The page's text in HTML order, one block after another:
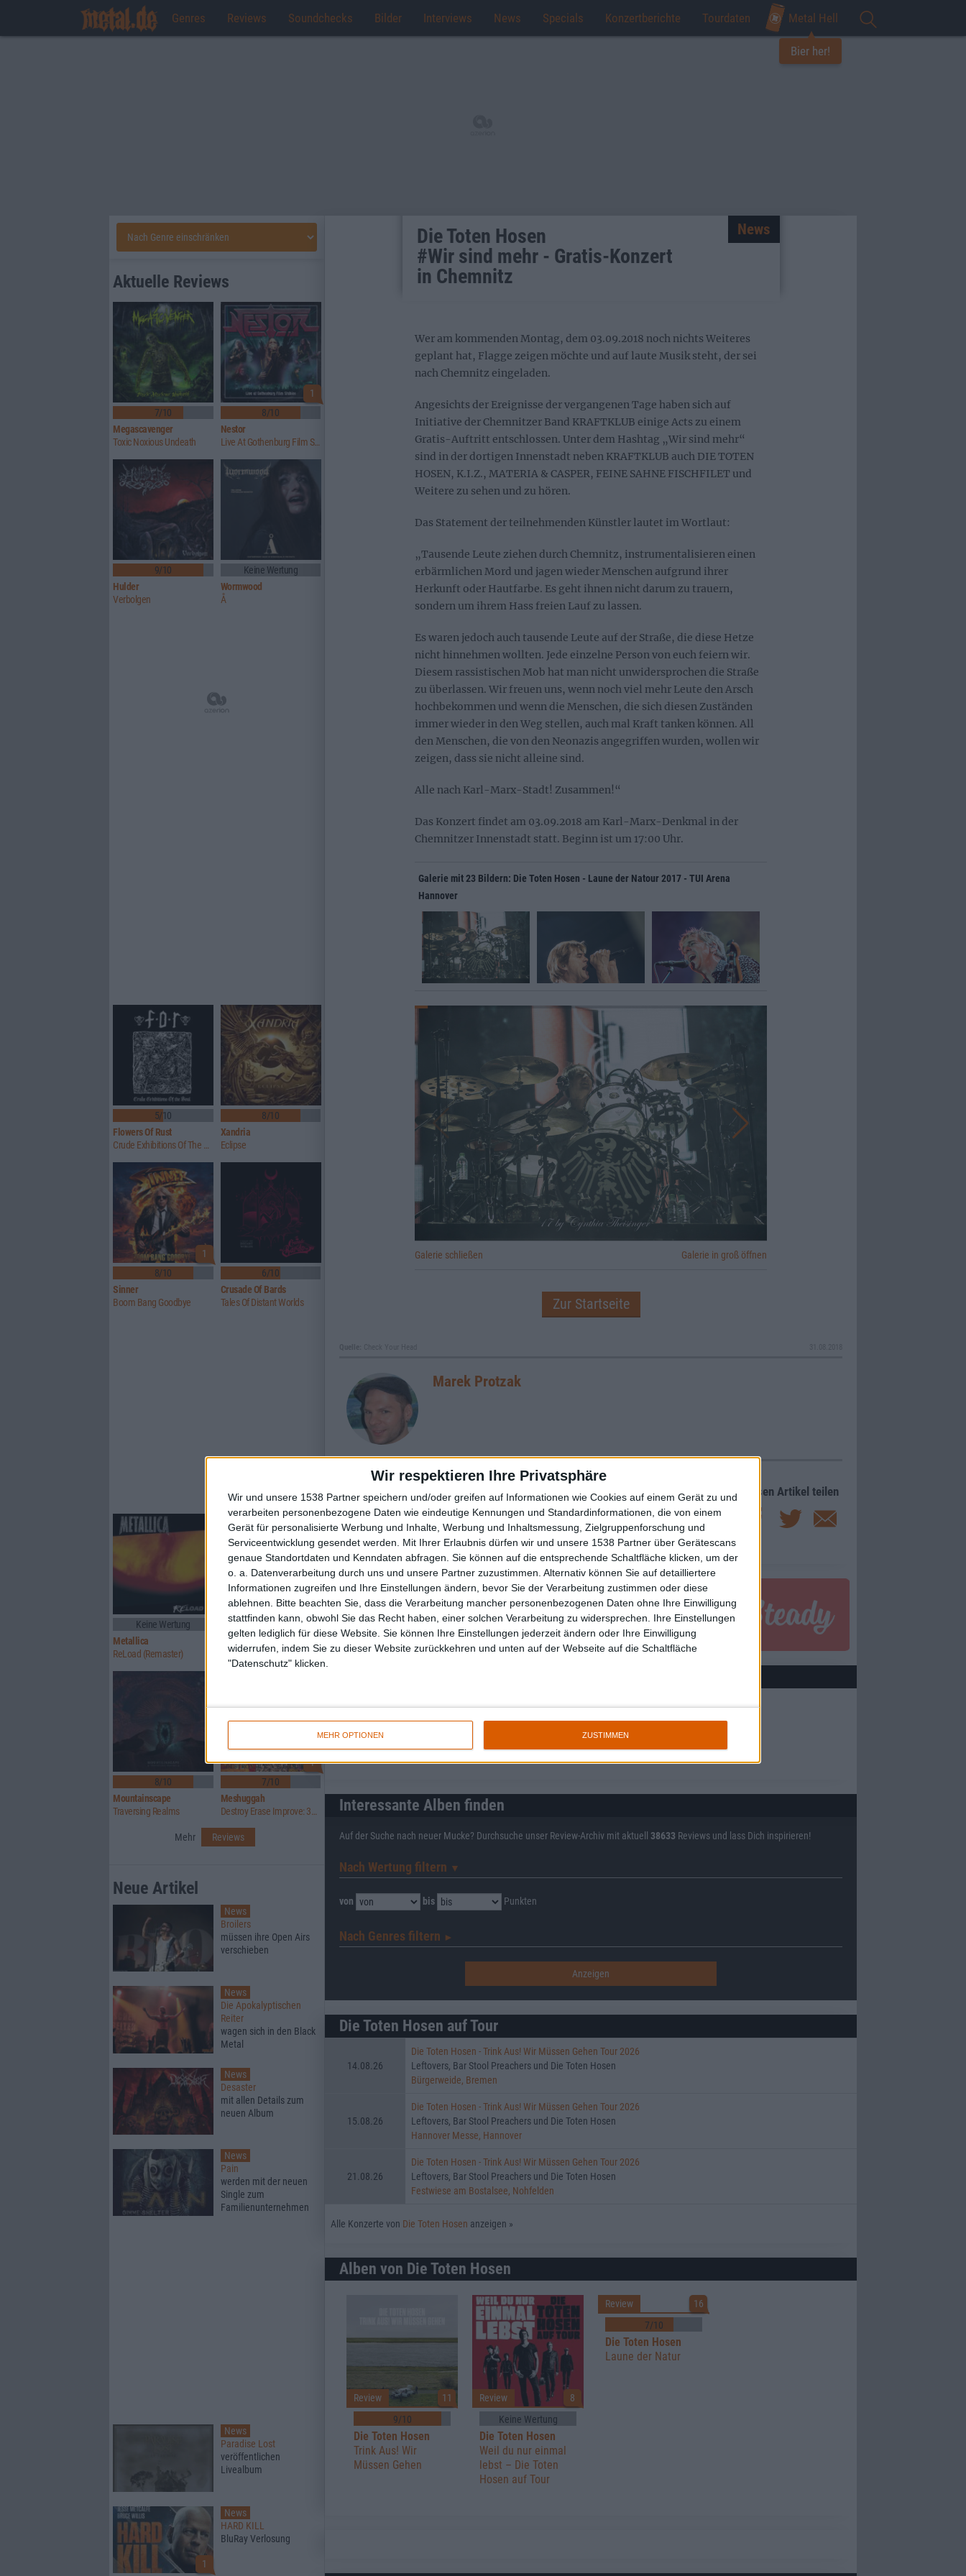
Wir respektieren Ihre Privatsphäre
Wir und unsere 1538 Partner speichern und/oder greifen auf Informationen wie Cookies auf einem Gerät zu und
verarbeiten personenbezogene Daten wie eindeutige Kennungen und Standardinformationen, die von einem
Gerät für personalisierte Werbung und Inhalte, Werbung und Inhaltsmessung, Zielgruppenforschung und
Serviceentwicklung gesendet werden.
Mit Ihrer Erlaubnis dürfen wir und unsere 1538 Partner über Gerätescans
genaue Standortdaten und Kenndaten abfragen. Sie können auf die entsprechende Schaltfläche klicken, um der
o. a. Datenverarbeitung durch uns und unsere Partner zuzustimmen. Alternativ können Sie auf detailliertere
Informationen zugreifen und Ihre Einstellungen ändern, bevor Sie der Verarbeitung zustimmen oder diese
ablehnen.
Bitte beachten Sie, dass die Verarbeitung mancher personenbezogenen Daten ohne Ihre Einwilligung
stattfinden kann, obwohl Sie das Recht haben, einer solchen Verarbeitung zu widersprechen. Ihre Einstellungen
gelten lediglich für diese Website. Sie können Ihre Einstellungen jederzeit ändern oder Ihre Einwilligung
widerrufen, indem Sie zu dieser Website zurückkehren und unten auf der Webseite auf die Schaltfläche
"Datenschutz" klicken.
MEHR OPTIONEN ZUSTIMMEN
Genres Reviews Soundchecks Bilder Interviews News Specials Konzertberichte Tourdaten Metal Hell
Bier her!
Die Toten Hosen
#Wir sind mehr - Gratis-Konzert
in Chemnitz
News
Wer am kommenden Montag, dem 03.09.2018 noch nichts Weiteres
geplant hat, Flagge zeigen möchte und auf laute Musik steht, der sei
nach Chemnitz eingeladen.
Angesichts der Ereignisse der vergangenen Tage haben sich auf
Initiative der Chemnitzer Band KRAFTKLUB einige Acts zu einem
Gratis-Auftritt entschlossen. Unter dem Hashtag „Wir sind mehr“
sind in der dortigen Innenstadt neben KRAFTKLUB auch DIE TOTEN
HOSEN, K.I.Z., MATERIA & CASPER, FEINE SAHNE FISCHFILET und
Weitere zu sehen und zu hören.
Das Statement der teilnehmenden Künstler lautet im Wortlaut:
„Tausende Leute ziehen durch Chemnitz, instrumentalisieren einen
erbärmlichen Mord und jagen wieder Menschen aufgrund ihrer
Herkunft oder Hautfarbe. Es geht ihnen nicht darum zu trauern,
sondern um ihrem Hass freien Lauf zu lassen.
Es waren jedoch auch tausende Leute auf der Straße, die diese Hetze
nicht hinnehmen wollten. Jede einzelne Person von euch feiern wir.
Diesem rassistischen Mob hat man nicht unwidersprochen die Straße
zu überlassen. Wir freuen uns, wenn noch viel mehr Leute den Arsch
hochbekommen und wenn die Menschen, die sich diesen Zuständen
immer wieder in den Weg stellen, auch mal Kraft tanken können. All
den Menschen, die von den Neonazis angegriffen wurden, wollen wir
zeigen, dass sie nicht alleine sind.
Alle nach Karl-Marx-Stadt! Zusammen!“
Das Konzert findet am 03.09.2018 am Karl-Marx-Denkmal in der
Chemnitzer Innenstadt statt. Beginn ist um 17:00 Uhr.
Galerie mit 23 Bildern: Die Toten Hosen - Laune der Natour 2017 - TUI Arena
Hannover
Galerie schließen Galerie in groß öffnen
Zur Startseite
Marek Protzak
Newsletter abonnieren Diesen Artikel teilen
STILE
Interessante Alben finden
Auf der Suche nach neuer Mucke? Durchsuche unser Review-Archiv mit aktuell 38633 Reviews und lass Dich inspirieren!
Nach Wertung filtern ▼︎
von bis Punkten
Nach Genres filtern ►︎
Die Toten Hosen auf Tour
14.08.26
Die Toten Hosen - Trink Aus! Wir Müssen Gehen Tour 2026
Leftovers, Bar Stool Preachers und Die Toten Hosen
Bürgerweide, Bremen
15.08.26
Die Toten Hosen - Trink Aus! Wir Müssen Gehen Tour 2026
Leftovers, Bar Stool Preachers und Die Toten Hosen
Hannover Messe, Hannover
21.08.26
Die Toten Hosen - Trink Aus! Wir Müssen Gehen Tour 2026
Leftovers, Bar Stool Preachers und Die Toten Hosen
Festwiese am Bostalsee, Nohfelden
Alle Konzerte von Die Toten Hosen anzeigen »
Alben von Die Toten Hosen
9/10
Review
Die Toten Hosen
11
Trink Aus! Wir
Müssen Gehen
Keine Wertung
Review
Die Toten Hosen
8
Weil du nur einmal
lebst – Die Toten
Hosen auf Tour
7/10
Review
Die Toten Hosen
16
Laune der Natur
Aktuelle Reviews
7/10
Megascavenger
Toxic Noxious Undeath
1
8/10
Nestor
Live At Gothenburg Film Studios
9/10
Hulder
Verbolgen
Keine Wertung
Wormwood
Å
5/10
Flowers Of Rust
Crude Exhibitions Of The Soul
8/10
Xandria
Eclipse
1
8/10
Sinner
Boom Bang Goodbye
6/10
Crusade Of Bards
Tales Of Distant Worlds
Keine Wertung
Metallica
ReLoad (Remaster)
2
8/10
Rock Justice
You've Been Served
8/10
Mountainscape
Traversing Realms
1
7/10
Meshuggah
Destroy Erase Improve: 30th Anniversary Edition
Mehr Reviews
Neue Artikel
News
Broilers
müssen ihre Open Airs
verschieben
News
Die Apokalyptischen
Reiter
wagen sich in den Black
Metal
News
Desaster
mit allen Details zum
neuen Album
News
Pain
werden mit der neuen
Single zum
Familienunternehmen
News
Paradise Lost
veröffentlichen
Livealbum
1
News
HARD KILL
BluRay Verlosung